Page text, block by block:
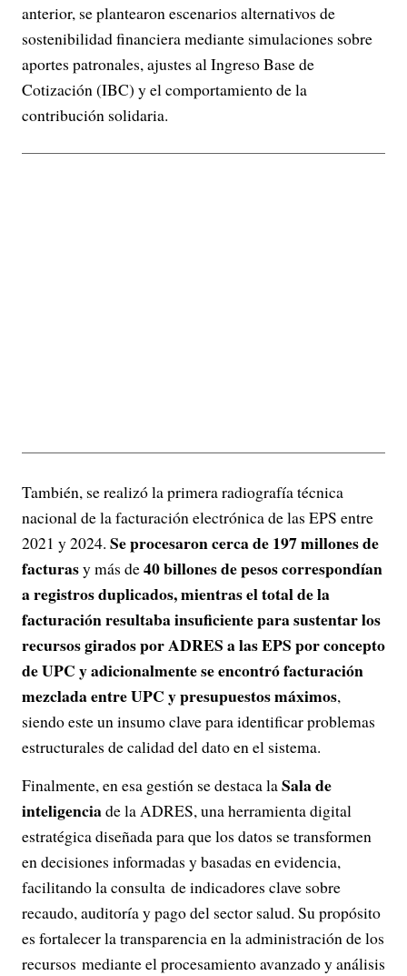
anterior, se plantearon escenarios alternativos de
sostenibilidad financiera mediante simulaciones sobre
aportes patronales, ajustes al Ingreso Base de
Cotización (IBC) y el comportamiento de la
contribución solidaria.
También, se realizó la primera radiografía técnica
nacional de la facturación electrónica de las EPS entre
2021 y 2024. Se procesaron cerca de 197 millones de
facturasy más de40 billones de pesos correspondían
a registros duplicados, mientras el total de la
facturación resultaba insuficiente para sustentar los
recursos girados por ADRES a las EPS por concepto
de UPC y adicionalmente se encontró facturación
mezclada entre UPC y presupuestos máximos,
siendo este un insumo clave para identificar problemas
estructurales de calidad del dato en el sistema.
Finalmente, en esa gestión se destaca laSala de
inteligenciade la ADRES, una herramienta digital
estratégica diseñada para que los datos se transformen
en decisiones informadas y basadas en evidencia,
facilitando la consulta de indicadores clave sobre
recaudo, auditoría y pago del sector salud. Su propósito
es fortalecer la transparencia en la administración de los
recursos mediante el procesamiento avanzado y análisis